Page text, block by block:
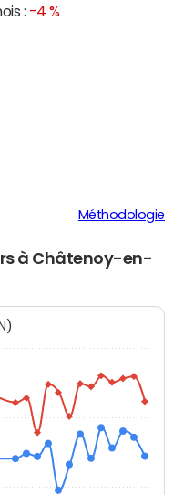
: -4 %
Méthodologie
à Châtenoy-en-